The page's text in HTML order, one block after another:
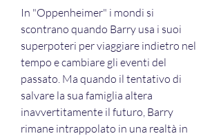
In "Oppenheimer" i mondi si
scontrano quando Barry usa i suoi
superpoteri per viaggiare indietro nel
tempo e cambiare gli eventi del
passato. Ma quando il tentativo di
salvare la sua famiglia altera
inavvertitamente il futuro, Barry
rimane intrappolato in una realtà in